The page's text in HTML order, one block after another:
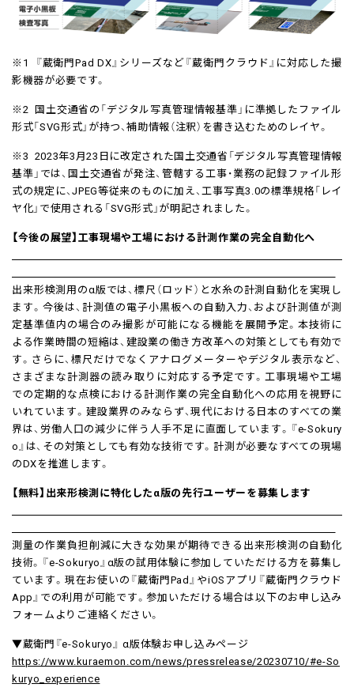
※1 『蔵衛門Pad DX』シリーズなど『蔵衛門クラウド』に対応した撮
影機器が必要です。
※2 国土交通省の「デジタル写真管理情報基準」に準拠したファイル
形式「SVG形式」が持つ、補助情報（注釈）を書き込むためのレイヤ。
※3 2023年3月23日に改定された国土交通省「デジタル写真管理情報
基準」では、国土交通省が発注、管轄する工事・業務の記録ファイル形
式の規定に、JPEG等従来のものに加え、工事写真3.0の標準規格「レイ
ヤ化」で使用される「SVG形式」が明記されました。
【今後の展望】工事現場や工場における計測作業の完全自動化へ
出来形検測用のα版では、標尺（ロッド）と水糸の計測自動化を実現し
ます。今後は、計測値の電子小黒板への自動入力、および計測値が測
定基準値内の場合のみ撮影が可能になる機能を展開予定。本技術に
よる作業時間の短縮は、建設業の働き方改革への対策としても有効で
す。さらに、標尺だけでなくアナログメーターやデジタル表示など、
さまざまな計測器の読み取りに対応する予定です。工事現場や工場
での定期的な点検における計測作業の完全自動化への応用を視野に
いれています。建設業界のみならず、現代における日本のすべての業
界は、労働人口の減少に伴う人手不足に直面しています。『e-Sokury
o』は、その対策としても有効な技術です。計測が必要なすべての現場
のDXを推進します。
【無料】出来形検測に特化したα版の先行ユーザーを募集します
測量の作業負担削減に大きな効果が期待できる出来形検測の自動化
技術。『e-Sokuryo』α版の試用体験に参加していただける方を募集し
ています。現在お使いの『蔵衛門Pad』やiOSアプリ『蔵衛門クラウド
App』での利用が可能です。参加いただける場合は以下のお申し込み
フォームよりご連絡ください。
▼蔵衛門『e-Sokuryo』 α版体験お申し込みページ
https://www.kuraemon.com/news/pressrelease/20230710/#e-So
kuryo_experience